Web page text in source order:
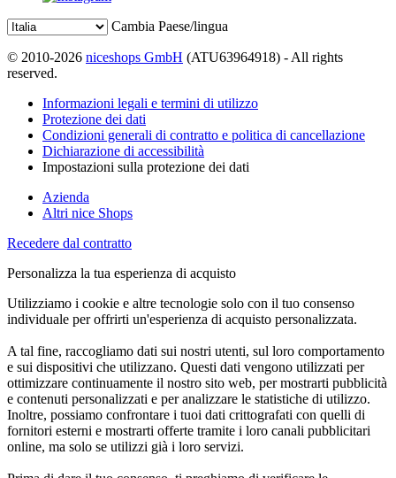
Cambia Paese/lingua
© 2010-2026 niceshops GmbH (ATU63964918) - All rights
reserved.
Informazioni legali e termini di utilizzo
Protezione dei dati
Condizioni generali di contratto e politica di cancellazione
Dichiarazione di accessibilità
Impostazioni sulla protezione dei dati
Azienda
Altri nice Shops
Recedere dal contratto
Personalizza la tua esperienza di acquisto
Utilizziamo i cookie e altre tecnologie solo con il tuo consenso
individuale per offrirti un'esperienza di acquisto personalizzata.
A tal fine, raccogliamo dati sui nostri utenti, sul loro comportamento
e sui dispositivi che utilizzano. Questi dati vengono utilizzati per
ottimizzare continuamente il nostro sito web, per mostrarti pubblicità
e contenuti personalizzati e per analizzare le statistiche di utilizzo.
Inoltre, possiamo confrontare i tuoi dati crittografati con quelli di
fornitori esterni e mostrarti offerte tramite i loro canali pubblicitari
online, ma solo se utilizzi già i loro servizi.